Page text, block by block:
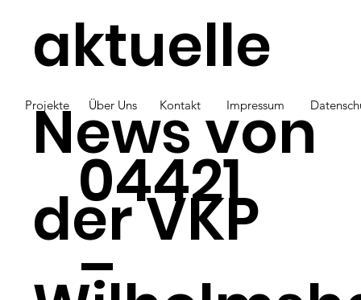
aktuelle
News von
der VKP
Projekte Über Uns Kontakt Impressum
04421
–